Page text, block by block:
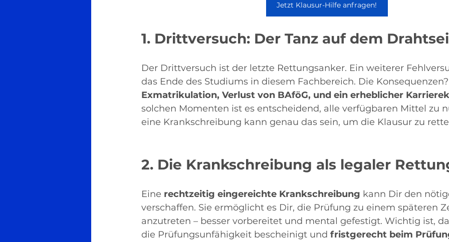
Jetzt Klausur-Hilfe anfragen!
1. Drittversuch: Der Tanz auf dem
Der Drittversuch ist der letzte Rettungsanker. Ein weiterer
das Ende des Studiums in diesem Fachbereich. Die Konsequenzen?
Exmatrikulation, Verlust von BAföG, und ein erheblicher
solchen Momenten ist es entscheidend, alle verfügbaren Mittel zu
eine Krankschreibung kann genau das sein, um die Klausur zu
2. Die Krankschreibung als legaler
Eine rechtzeitig eingereichte Krankschreibung kann Dir den
verschaffen. Sie ermöglicht es Dir, die Prüfung zu einem späteren
anzutreten – besser vorbereitet und mental gefestigt. Wichtig ist,
die Prüfungsunfähigkeit bescheinigt und fristgerecht beim